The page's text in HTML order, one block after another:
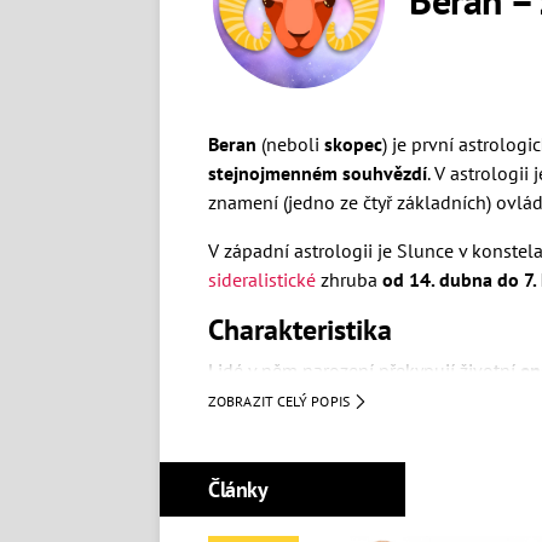
Beran (neboli skopec) je první
stejnojmenném souhvězdí. V astrologii
znamení (jedno ze čtyř základních)
V západní astrologii je Slunce v
sideralistické zhruba od 14. dubna do
Charakteristika
Lidé v něm narození překypují životní
pro něco nadchnou. Chtěli by mít
dosporů a hádek.
Jsou spontánní a bezstarostní,
zápalem se vrhají do řady věcí, ale
ZOBRAZIT CELÝ POPIS
Články